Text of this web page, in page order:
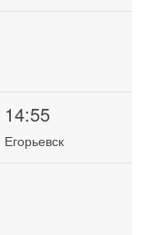
14:55
Егорьевск